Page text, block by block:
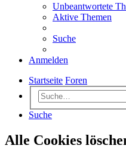
Unbeantwortete
Aktive Themen
Suche
Anmelden
Startseite Foren
Suche
Alle Cookies